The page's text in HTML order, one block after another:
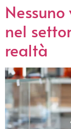
nel
realtà